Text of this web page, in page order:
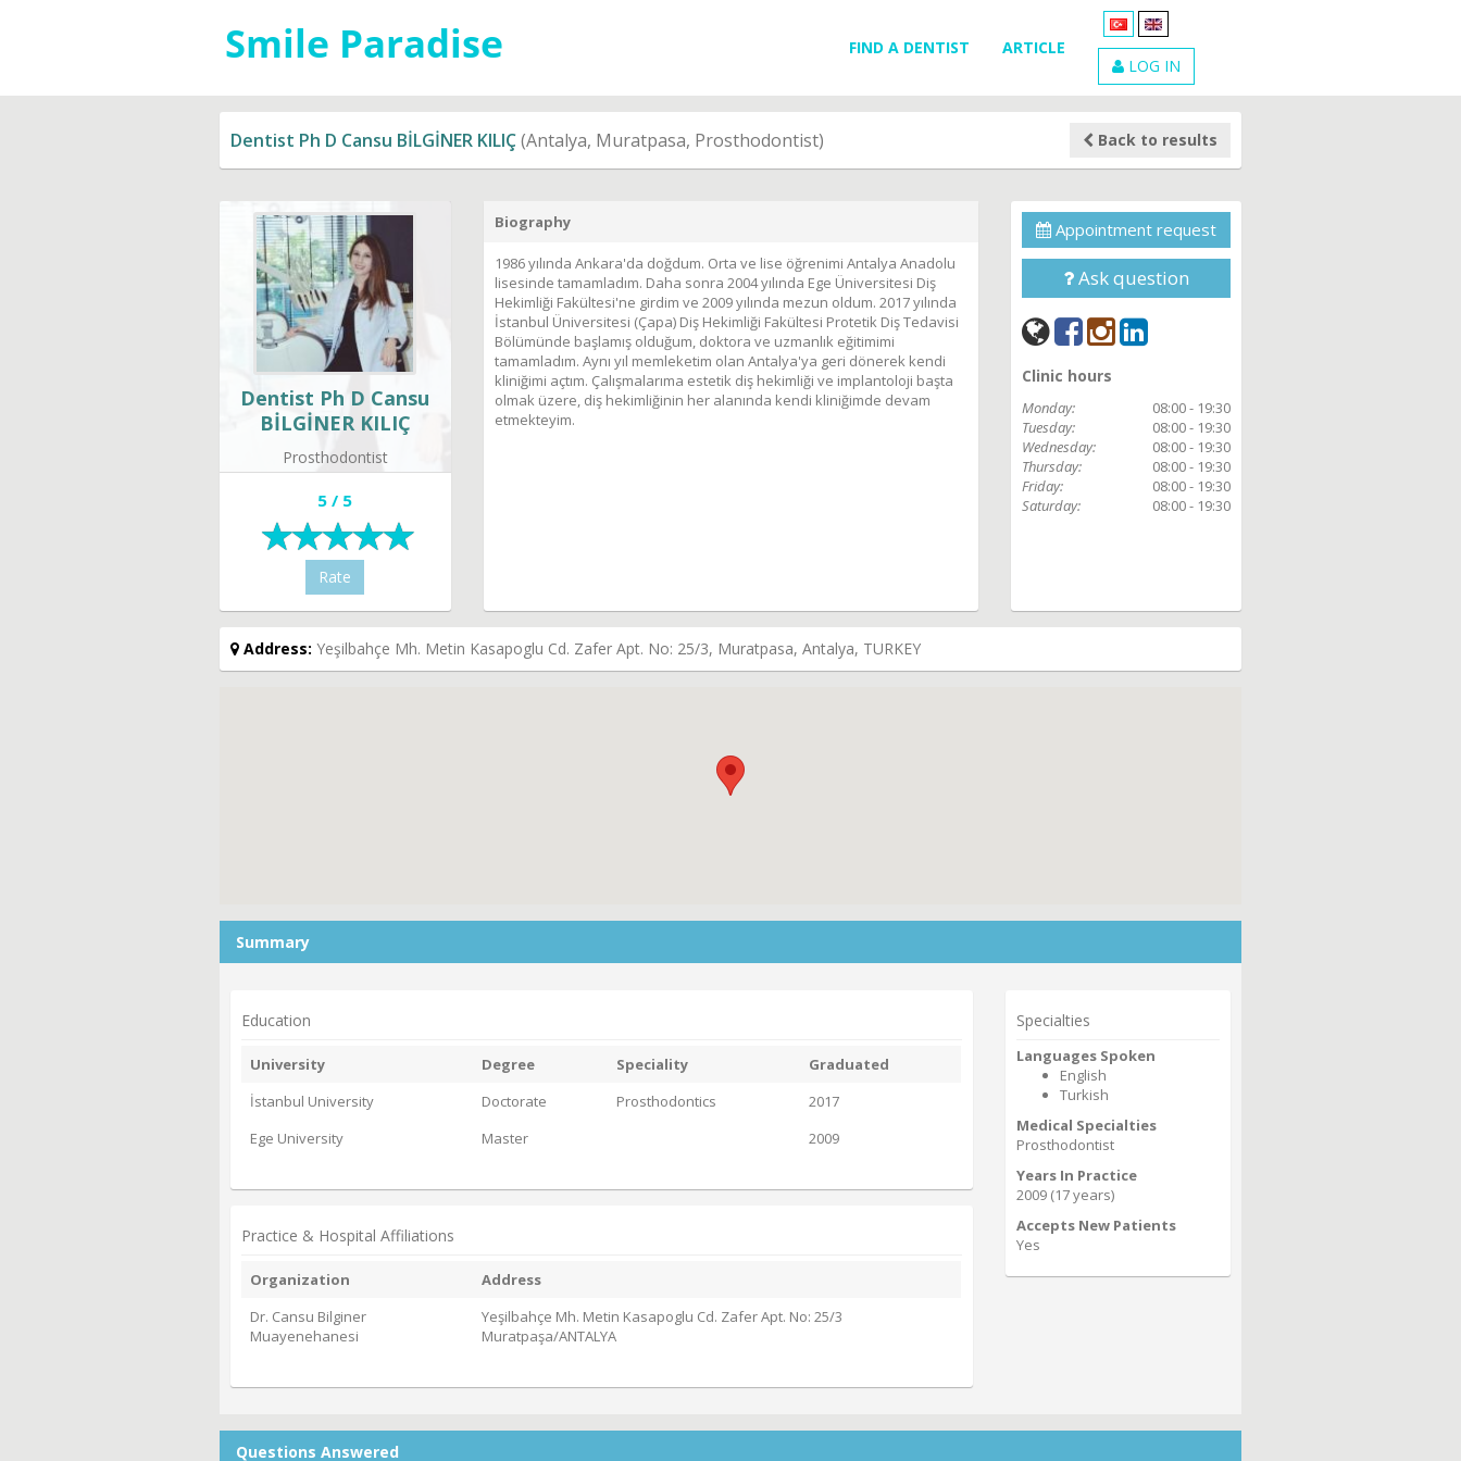
LOG IN
FIND A DENTIST ARTICLE
Dentist Ph D Cansu BİLGİNER KILIÇ(Antalya, Muratpasa, Prosthodontist) Back to results
Dentist Ph D Cansu
BİLGİNER KILIÇ
Prosthodontist
5 / 5
Rate
Appointment request
Ask question
Clinic hours
Monday:
08:00 - 19:30
Tuesday:
08:00 - 19:30
Wednesday:
08:00 - 19:30
Thursday:
08:00 - 19:30
Friday:
08:00 - 19:30
Saturday:
08:00 - 19:30
Biography
1986 yılında Ankara'da doğdum. Orta ve lise öğrenimi Antalya Anadolu
lisesinde tamamladım. Daha sonra 2004 yılında Ege Üniversitesi Diş
Hekimliği Fakültesi'ne girdim ve 2009 yılında mezun oldum. 2017 yılında
İstanbul Üniversitesi (Çapa) Diş Hekimliği Fakültesi Protetik Diş Tedavisi
Bölümünde başlamış olduğum, doktora ve uzmanlık eğitimimi
tamamladım. Aynı yıl memleketim olan Antalya'ya geri dönerek kendi
kliniğimi açtım. Çalışmalarıma estetik diş hekimliği ve implantoloji başta
olmak üzere, diş hekimliğinin her alanında kendi kliniğimde devam
etmekteyim.
Address: Yeşilbahçe Mh. Metin Kasapoglu Cd. Zafer Apt. No: 25/3, Muratpasa, Antalya, TURKEY
Summary
Specialties
Languages Spoken
English
Turkish
Medical Specialties
Prosthodontist
Years In Practice
2009 (17 years)
Accepts New Patients
Yes
Education
University Degree Speciality
Graduated
İstanbul University
Doctorate Prosthodontics
2017
Ege University
Master 2009
Practice & Hospital Affiliations
Organization
Address
Dr. Cansu Bilginer
Muayenehanesi
Yeşilbahçe Mh. Metin Kasapoglu Cd. Zafer Apt. No: 25/3
Muratpaşa/ANTALYA
Questions Answered